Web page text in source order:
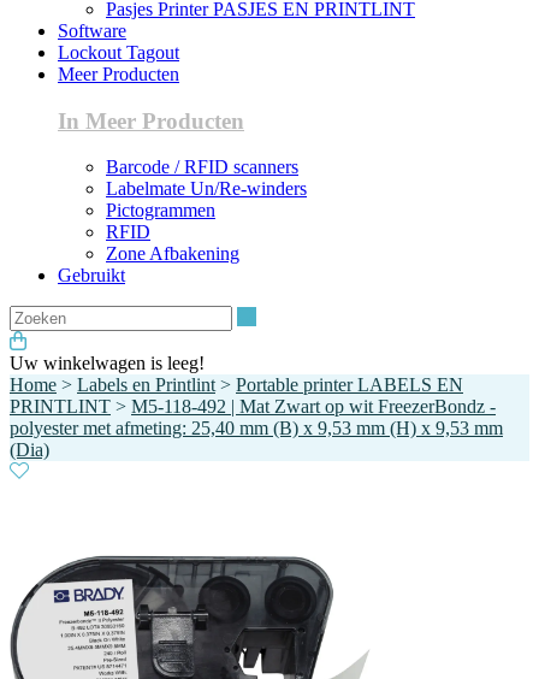
Pasjes Printer PASJES EN PRINTLINT
Software
Lockout Tagout
Meer Producten
In Meer Producten
Barcode / RFID scanners
Labelmate Un/Re-winders
Pictogrammen
RFID
Zone Afbakening
Gebruikt
Uw winkelwagen is leeg!
Home > Labels en Printlint > Portable printer LABELS EN
PRINTLINT > M5-118-492 | Mat Zwart op wit FreezerBondz -
polyester met afmeting: 25,40 mm (B) x 9,53 mm (H) x 9,53 mm
(Dia)